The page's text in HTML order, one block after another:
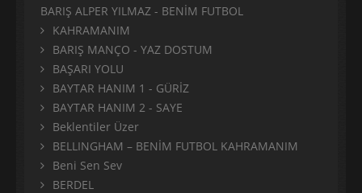
BARIŞ ALPER YILMAZ - BENİM FUTBOL
KAHRAMANIM
BARIŞ MANÇO - YAZ DOSTUM
BAŞARI YOLU
BAYTAR HANIM 1 - GÜRİZ
BAYTAR HANIM 2 - SAYE
Beklentiler Üzer
BELLINGHAM – BENİM FUTBOL KAHRAMANIM
Beni Sen Sev
BERDEL